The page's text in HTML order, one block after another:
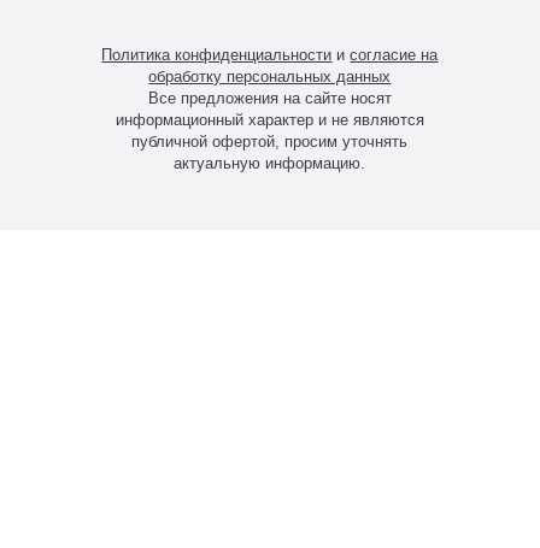
Все предложения на сайте носят
информационный характер и не являются
публичной офертой, просим уточнять
актуальную информацию.
Политика конфиденциальности исогласие на
обработку персональных данных